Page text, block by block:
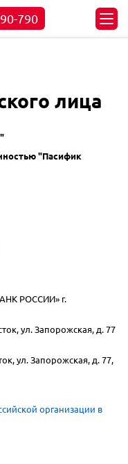
790
лица
"Пасифик
РОССИИ» г.
ул. Запорожская, д. 77
ул. Запорожская, д. 77,
организации в